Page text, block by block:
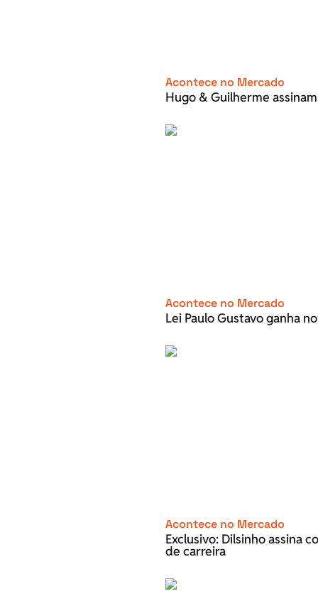
Acontece no Mercado
Hugo & Guilherme
Acontece no Mercado
Lei Paulo Gustavo ganha
Acontece no Mercado
Exclusivo: Dilsinho assina
de carreira